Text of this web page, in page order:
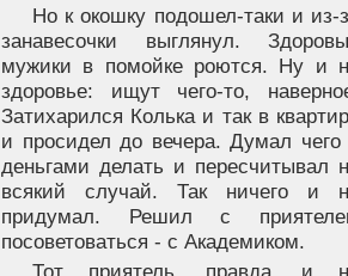
Но к окошку подошел-таки и из-
занавесочки выглянул.
мужики в помойке роются. Ну и
здоровье: ищут чего-то,
Затихарился Колька и так в
и просидел до вечера. Думал чего
деньгами делать и пересчитывал
всякий случай. Так ничего и
придумал. Решил с
посоветоваться - с Академиком.